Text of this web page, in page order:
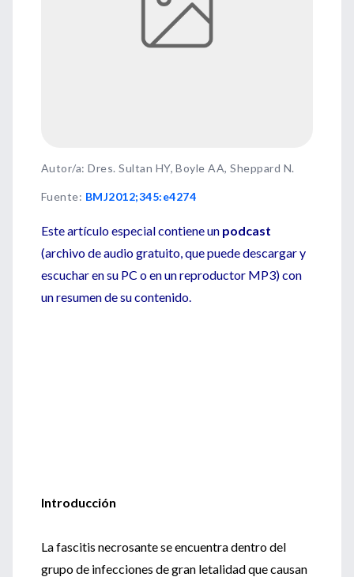
Autor/a: Dres. Sultan HY, Boyle AA, Sheppard N.
Fuente: BMJ2012;345:e4274
Este artículo especial contiene un podcast
(archivo de audio gratuito, que puede descargar y
escuchar en su PC o en un reproductor MP3) con
un resumen de su contenido.
Introducción
La fascitis necrosante se encuentra dentro del
grupo de infecciones de gran letalidad que causan